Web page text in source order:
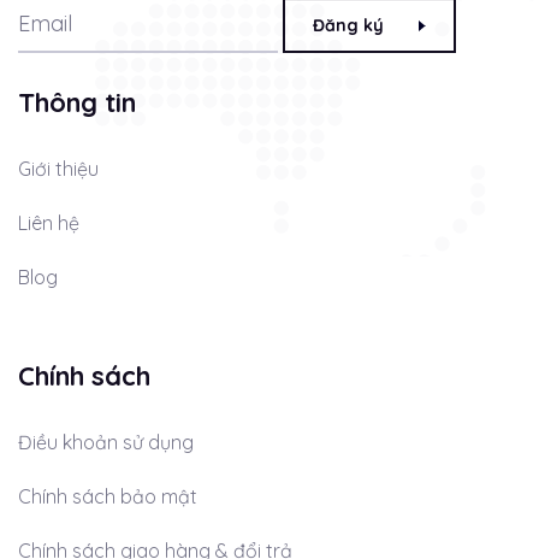
Đăng ký
Thông tin
Giới thiệu
Liên hệ
Blog
Chính sách
Điều khoản sử dụng
Chính sách bảo mật
Chính sách giao hàng & đổi trả